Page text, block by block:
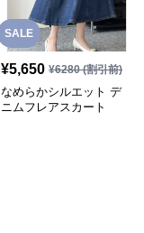
SALE
¥5,650 ¥6280(割引前)
なめらかシルエット デ
ニムフレアスカート